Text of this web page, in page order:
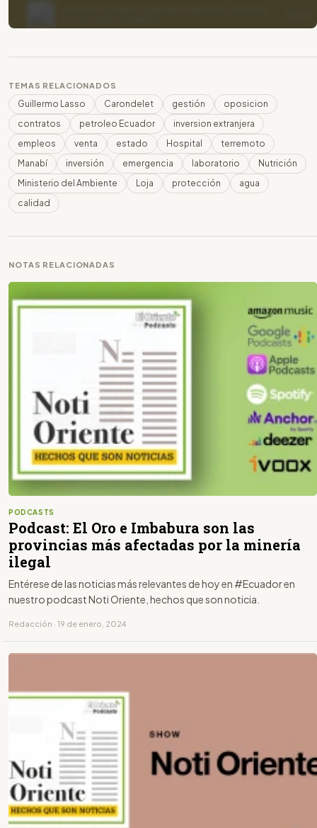
TEMAS RELACIONADOS
Guillermo Lasso Carondelet gestión
oposicion
contratos
petroleo Ecuador
inversion extranjera
empleos
venta estado Hospital
terremoto
Manabí
inversión emergencia laboratorio
Nutrición
Ministerio del Ambiente
Loja protección
agua
calidad
NOTAS RELACIONADAS
PODCASTS
Podcast: El Oro e Imbabura son las
provincias más afectadas por la minería
ilegal
Entérese de las noticias más relevantes de hoy en #Ecuador en
nuestro podcast Noti Oriente, hechos que son noticia.
Redacción · 19 de enero, 2024